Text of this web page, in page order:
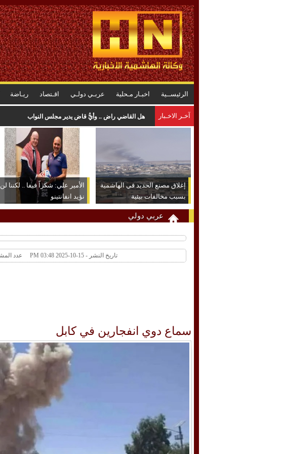
الرئيســية اخبـار مـحلية عربـي دولـي اقـتصاد ريـاضة
آخـر الاخـبار هل القاضي راضٍ .. وأيُّ قاضٍ يدير مجلس النواب
إغلاق مصنع الحديد في الهاشمية
بسبب مخالفات بيئية
الأمير علي: شكراً فيفا .. لكننا لن
نؤيد انفانتينو
عربي دولي
تاريخ النشر - 15-10-2025 03:48 PM عدد المشاهدات 1 | عدد التعليقات 0
سماع دوي انفجارين في كابل